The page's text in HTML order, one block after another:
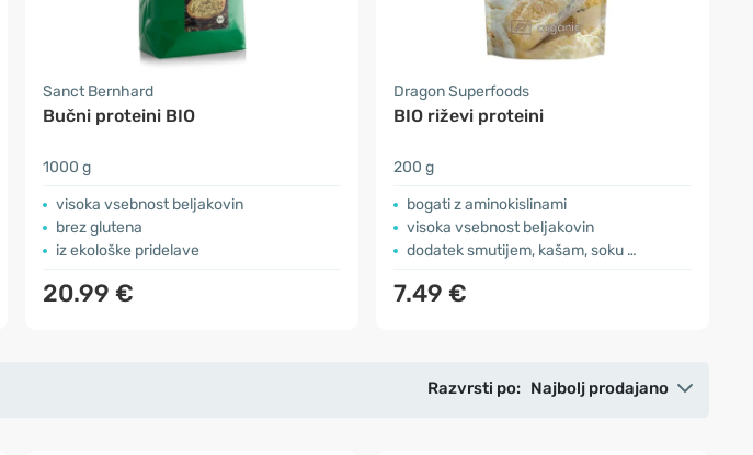
Sanct Bernhard
Bučni proteini BIO
1000 g
​visoka vsebnost beljakovin
brez glutena
iz ekološke pridelave
20.99 €
Dragon Superfoods
BIO riževi proteini
200 g
bogati z aminokislinami
visoka vsebnost beljakovin
dodatek smutijem, kašam, soku …
7.49 €
Razvrsti po: Najbolj prodajano